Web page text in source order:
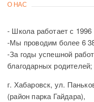
О НАС
- Школа работает с 1996
-Мы проводим более 6
-За годы успешной
благодарных родителей;
г. Хабаровск, ул.
(район парка Гайдара),